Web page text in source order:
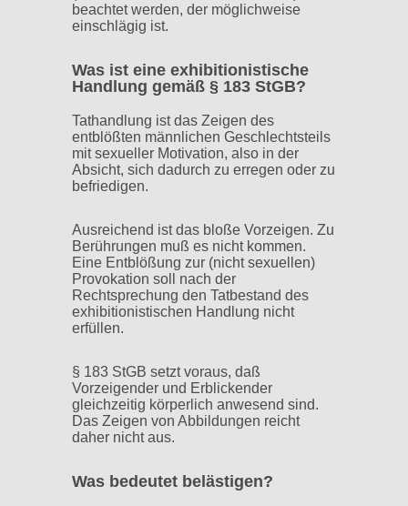
beachtet werden, der möglichweise
einschlägig ist.
Was ist eine exhibitionistische
Handlung gemäß § 183 StGB?
Tathandlung ist das Zeigen des
entblößten männlichen Geschlechtsteils
mit sexueller Motivation, also in der
Absicht, sich dadurch zu erregen oder zu
befriedigen.
Ausreichend ist das bloße Vorzeigen. Zu
Berührungen muß es nicht kommen.
Eine Entblößung zur (nicht sexuellen)
Provokation soll nach der
Rechtsprechung den Tatbestand des
exhibitionistischen Handlung nicht
erfüllen.
§ 183 StGB setzt voraus, daß
Vorzeigender und Erblickender
gleichzeitig körperlich anwesend sind.
Das Zeigen von Abbildungen reicht
daher nicht aus.
Was bedeutet belästigen?